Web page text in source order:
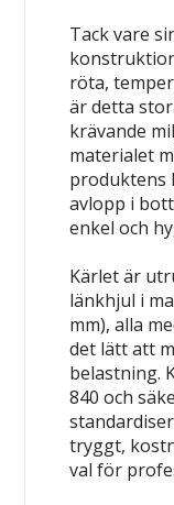
Tack vare
röta,
är detta
krävande
materialet
produktens
avlopp i
enkel och
Kärlet är
länkhjul i
mm), alla
det lätt att
belastning.
840 och
tryggt,
val för